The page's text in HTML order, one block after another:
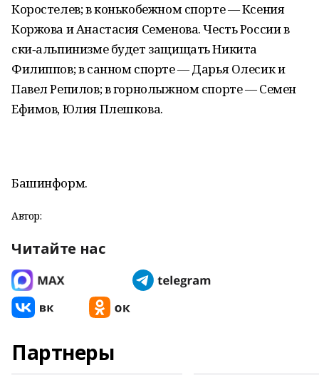
Коростелев; в конькобежном спорте — Ксения
Коржова и Анастасия Семенова. Честь России в
ски‑альпинизме будет защищать Никита
Филиппов; в санном спорте — Дарья Олесик и
Павел Репилов; в горнолыжном спорте — Семен
Ефимов, Юлия Плешкова.
Башинформ.
Автор:
Читайте нас
Партнеры